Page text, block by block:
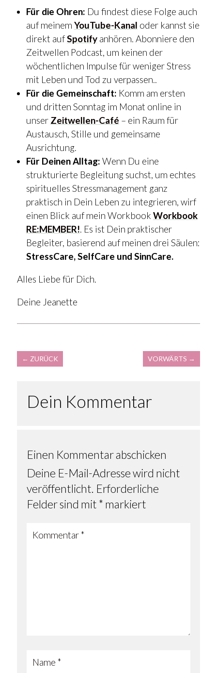
Für die Ohren: Du findest diese Folge auch
auf meinem YouTube-Kanal oder kannst sie
direkt aufSpotifyanhören. Abonniere den
Zeitwellen Podcast, um keinen der
wöchentlichen Impulse für weniger Stress
mit Leben und Tod zu verpassen..
Für die Gemeinschaft: Komm am ersten
und dritten Sonntag im Monat online in
unser Zeitwellen-Café – ein Raum für
Austausch, Stille und gemeinsame
Ausrichtung.
Für Deinen Alltag: Wenn Du eine
strukturierte Begleitung suchst, um echtes
spirituelles Stressmanagement ganz
praktisch in Dein Leben zu integrieren, wirf
einen Blick auf mein Workbook Workbook
RE:MEMBER!. Es ist Dein praktischer
Begleiter, basierend auf meinen drei Säulen:
StressCare, SelfCare und SinnCare.
Alles Liebe für Dich.
Deine Jeanette
← ZURÜCK VORWÄRTS →
Dein Kommentar
Einen Kommentar abschicken
Deine E-Mail-Adresse wird nicht
veröffentlicht. Erforderliche
Felder sind mit * markiert